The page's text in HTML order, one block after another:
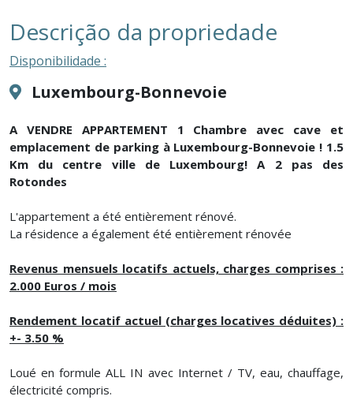
Descrição da propriedade
Disponibilidade :
Luxembourg-Bonnevoie
A VENDRE APPARTEMENT 1 Chambre avec cave et
emplacement de parking à Luxembourg-Bonnevoie ! 1.5
Km du centre ville de Luxembourg! A 2 pas des
Rotondes
L'appartement a été entièrement rénové.
La résidence a également été entièrement rénovée
Revenus mensuels locatifs actuels, charges comprises :
2.000 Euros / mois
Rendement locatif actuel (charges locatives déduites) :
+- 3.50 %
Loué en formule ALL IN avec Internet / TV, eau, chauffage,
électricité compris.